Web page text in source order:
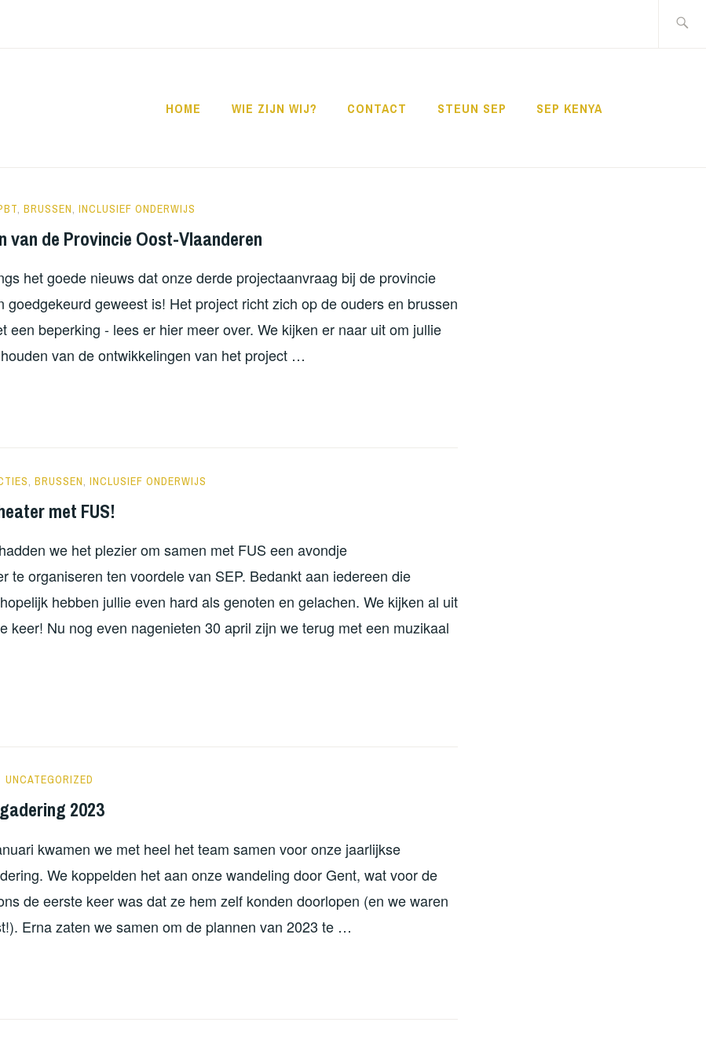
HOME WIE ZIJN WIJ? CONTACT STEUN SEP SEP KENYA
BRUSSEN INCLUSIEF ONDERWIJS
van de Provincie Oost-Vlaanderen
het goede nieuws dat onze derde projectaanvraag bij de provincie
goedgekeurd geweest is! Het project richt zich op de ouders en brussen
een beperking - lees er hier meer over. We kijken er naar uit om jullie
van de ontwikkelingen van het project …
, BRUSSEN, INCLUSIEF ONDERWIJS
met FUS!
we het plezier om samen met FUS een avondje
te organiseren ten voordele van SEP. Bedankt aan iedereen die
hebben jullie even hard als genoten en gelachen. We kijken al uit
keer! Nu nog even nagenieten 30 april zijn we terug met een muzikaal
NORATUTS
UNCATEGORIZED
2023
kwamen we met heel het team samen voor onze jaarlijkse
We koppelden het aan onze wandeling door Gent, wat voor de
de eerste keer was dat ze hem zelf konden doorlopen (en we waren
Erna zaten we samen om de plannen van 2023 te …